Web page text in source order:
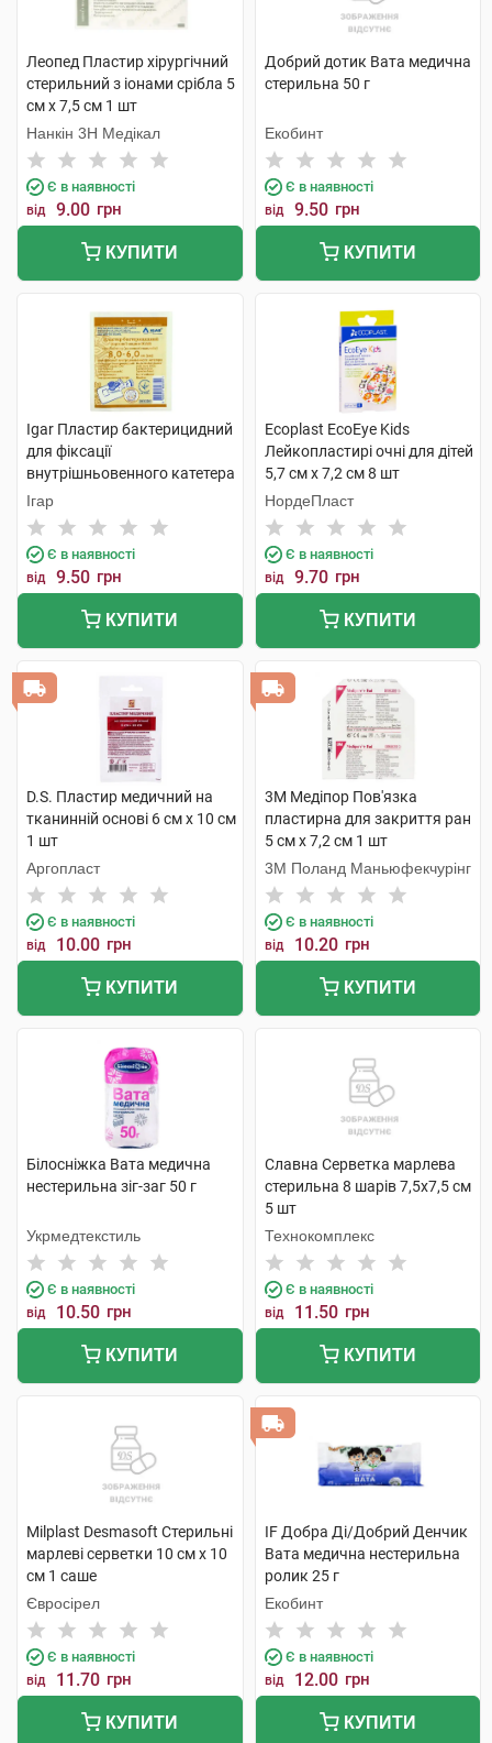
Леопед Пластир хірургічний
стерильний з іонами срібла 5
см х 7,5 см 1 шт
Нанкін 3H Медікал
Є в наявності
від 9.00 грн
КУПИТИ
Добрий дотик Вата медична
стерильна 50 г
Екобинт
Є в наявності
від 9.50 грн
КУПИТИ
Igar Пластир бактерицидний
для фіксації
внутрішньовенного катетера
стерильний 6 см х 8 см 1 шт
Ігар
Є в наявності
від 9.50 грн
КУПИТИ
Ecoplast EcoEye Kids
Лейкопластирі очні для дітей
5,7 см x 7,2 см 8 шт
НордеПласт
Є в наявності
від 9.70 грн
КУПИТИ
D.S. Пластир медичний на
тканинній основі 6 см х 10 см
1 шт
Аргопласт
Є в наявності
від 10.00 грн
КУПИТИ
3M Медіпор Пов'язка
пластирна для закриття ран
5 см x 7,2 см 1 шт
3M Поланд Маньюфекчурінг
Є в наявності
від 10.20 грн
КУПИТИ
Білосніжка Вата медична
нестерильна зіг-заг 50 г
Укрмедтекстиль
Є в наявності
від 10.50 грн
КУПИТИ
Славна Серветка марлева
стерильна 8 шарів 7,5х7,5 см
5 шт
Технокомплекс
Є в наявності
від 11.50 грн
КУПИТИ
Milplast Desmasoft Стерильні
марлеві серветки 10 см x 10
см 1 саше
Євросірел
Є в наявності
від 11.70 грн
КУПИТИ
IF Добра Ді/Добрий Денчик
Вата медична нестерильна
ролик 25 г
Екобинт
Є в наявності
від 12.00 грн
КУПИТИ